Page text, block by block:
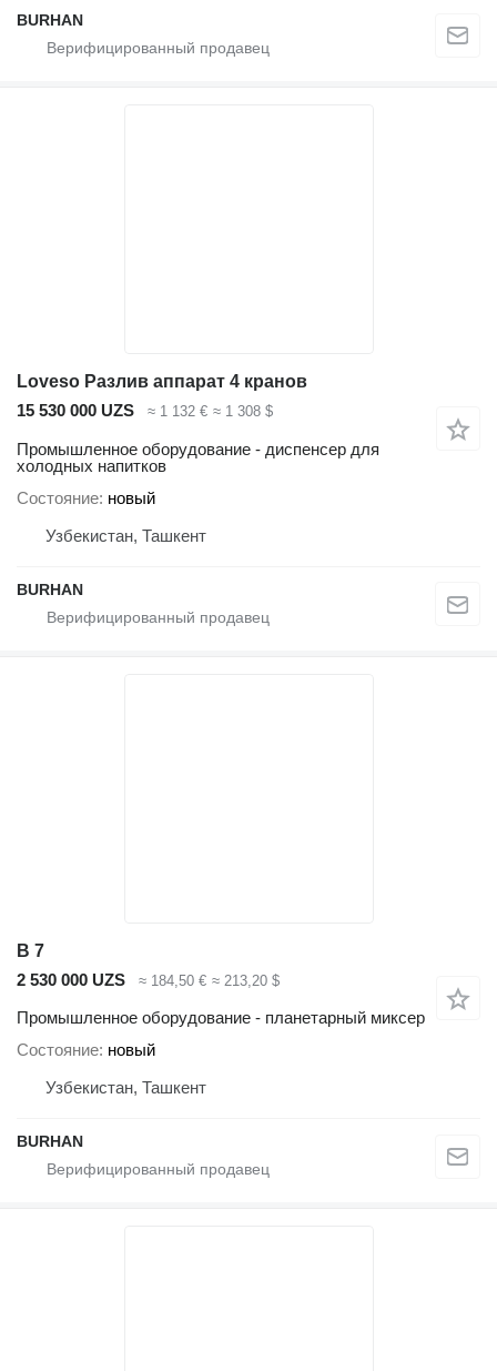
BURHAN
Loveso Разлив аппарат 4 кранов
15 530 000 UZS
≈ 1 132 € ≈ 1 308 $
Промышленное оборудование - диспенсер для
холодных напитков
Состояние новый
Узбекистан, Ташкент
BURHAN
B 7
2 530 000 UZS
≈ 184,50 € ≈ 213,20 $
Промышленное оборудование - планетарный миксер
Состояние новый
Узбекистан, Ташкент
BURHAN